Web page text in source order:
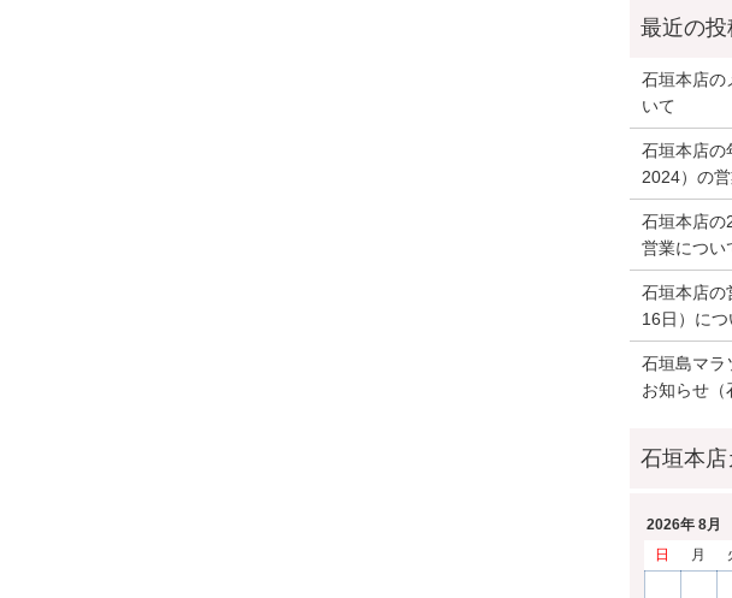
石垣本店の
いて
石垣本店の
2024）の
石垣本店の
営業につい
石垣本店の
16日）につ
石垣島マラ
お知らせ（
2026年 8月
日
月